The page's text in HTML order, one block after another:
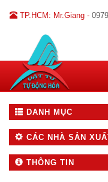
TP.HCM: Mr.Giang -
DANH MỤC
CÁC NHÀ SẢN
THÔNG TIN